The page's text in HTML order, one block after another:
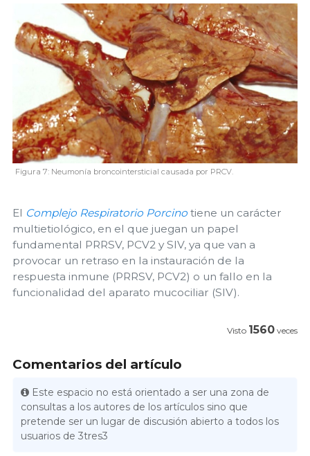
Figura 7: Neumonía broncointersticial causada por PRCV.
El Complejo Respiratorio Porcino tiene un carácter
multietiológico, en el que juegan un papel
fundamental PRRSV, PCV2 y SIV, ya que van a
provocar un retraso en la instauración de la
respuesta inmune (PRRSV, PCV2) o un fallo en la
funcionalidad del aparato mucociliar (SIV).
Visto 1560 veces
Comentarios del artículo
Este espacio no está orientado a ser una zona de
consultas a los autores de los artículos sino que
pretende ser un lugar de discusión abierto a todos los
usuarios de 3tres3